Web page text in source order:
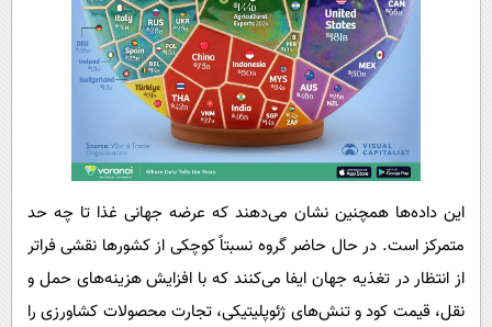
این داده‌ها همچنین نشان می‌دهند که عرضه جهانی غذا تا چه حد
متمرکز است. در حال حاضر گروه نسبتاً کوچکی از کشورها نقشی فراتر
از انتظار در تغذیه جهان ایفا می‌کنند که با افزایش هزینه‌های حمل و
نقل، قیمت کود و تنش‌های ژئوپلیتیکی، تجارت محصولات کشاورزی را